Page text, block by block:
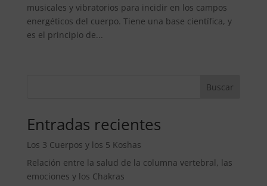
musicales y vibratorios para incidir en los campos
energéticos del cuerpo. Tiene una base científica, y
es el principio de...
Buscar
Entradas recientes
Los 3 Cuerpos y los 5 Koshas
Relación entre la salud de la columna vertebral, las
emociones y los Chakras